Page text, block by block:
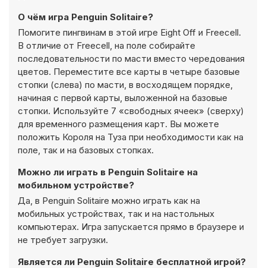
О чём игра Penguin Solitaire?
Помогите пингвинам в этой игре Eight Off и Freecell.
В отличие от Freecell, на поле собирайте
последовательности по масти вместо чередования
цветов. Переместите все карты в четыре базовые
стопки (слева) по масти, в восходящем порядке,
начиная с первой карты, выложенной на базовые
стопки. Используйте 7 «свободных ячеек» (сверху)
для временного размещения карт. Вы можете
положить Короля на Туза при необходимости как на
поле, так и на базовых стопках.
Можно ли играть в Penguin Solitaire на
мобильном устройстве?
Да, в Penguin Solitaire можно играть как на
мобильных устройствах, так и на настольных
компьютерах. Игра запускается прямо в браузере и
не требует загрузки.
Является ли Penguin Solitaire бесплатной игрой?